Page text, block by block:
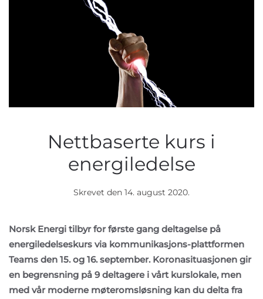
Nettbaserte kurs i
energiledelse
Skrevet den 14. august 2020.
Norsk Energi tilbyr for første gang deltagelse på
energiledelseskurs via kommunikasjons-plattformen
Teams den 15. og 16. september. Koronasituasjonen gir
en begrensning på 9 deltagere i vårt kurslokale, men
med vår moderne møteromsløsning kan du delta fra